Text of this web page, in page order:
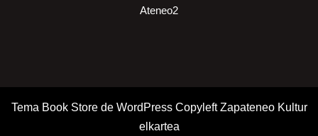
Ateneo2
Tema Book Store de WordPressCopyleft Zapateneo Kultur
elkartea